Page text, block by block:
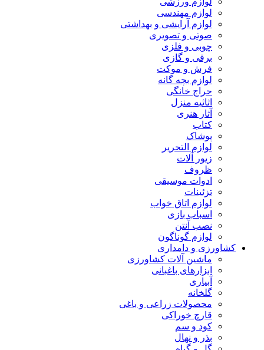
لوازم مهندسی
لوازم آرایشی و بهداشتی
صوتی و تصویری
چوبی و فلزی
برقی و گازی
فرش و موکت
لوازم بچه گانه
حراج خانگی
اثاثیه منزل
آثار هنری
کتاب
پوشاک
لوازم التحریر
زیور آلات
ظروف
ادوات موسیقی
تزئینات
لوازم اتاق خواب
اسباب بازی
نصب آنتن
لوازم گوناگون
کشاورزی و دامداری
ماشین آلات کشاورزی
ابزارهای باغبانی
آبیاری
گلخانه
محصولات زراعی و باغی
قارچ خوراکی
کود و سم
بذر و نهال